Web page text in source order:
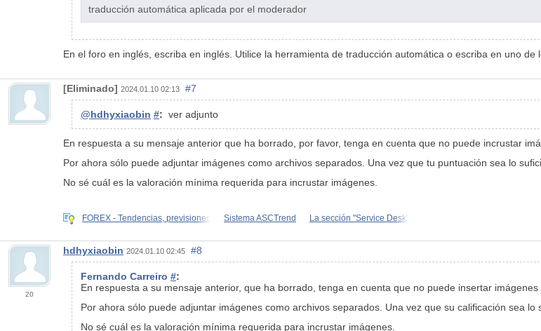
traducción automática aplicada por el moderador
En el foro en inglés, escriba en inglés. Utilice la herramienta de traducción automática o escriba en uno de
[Eliminado] 2024.01.10 02:13 #7
@hdhyxiaobin #: ver adjunto
En respuesta a su mensaje anterior que ha borrado, por favor, tenga en cuenta que no puede incrustar
Por ahora sólo puede adjuntar imágenes como archivos separados. Una vez que tu puntuación sea lo
No sé cuál es la valoración mínima requerida para incrustar imágenes.
FOREX - Tendencias, previsiones Sistema ASCTrend La sección "Service Desk"
20
hdhyxiaobin 2024.01.10 02:45 #8
Fernando Carreiro #:
En respuesta a su mensaje anterior, que ha borrado, tenga en cuenta que no puede insertar
Por ahora sólo puede adjuntar imágenes como archivos separados. Una vez que su calificación sea
No sé cuál es la valoración mínima requerida para incrustar imágenes.